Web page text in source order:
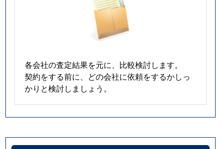
各会社の査定結果を元に、比較検討します。
契約をする前に、どの会社に依頼をするかしっ
かりと検討しましょう。